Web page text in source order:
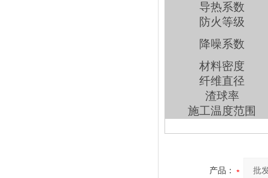
导热系数
防火等级
降噪系数
材料密度
纤维直径
渣球率
施工温度范围
产品：